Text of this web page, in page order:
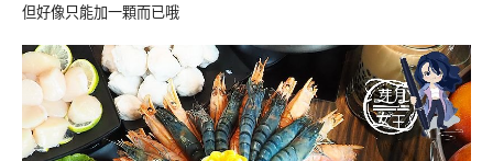
但好像只能加一顆而已哦